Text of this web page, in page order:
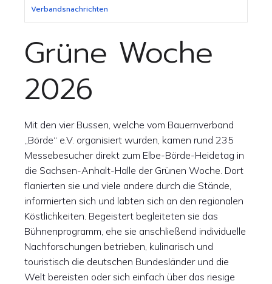
Verbandsnachrichten
Grüne Woche
2026
Mit den vier Bussen, welche vom Bauernverband
„Börde“ e.V. organisiert wurden, kamen rund 235
Messebesucher direkt zum Elbe-Börde-Heidetag in
die Sachsen-Anhalt-Halle der Grünen Woche. Dort
flanierten sie und viele andere durch die Stände,
informierten sich und labten sich an den regionalen
Köstlichkeiten. Begeistert begleiteten sie das
Bühnenprogramm, ehe sie anschließend individuelle
Nachforschungen betrieben, kulinarisch und
touristisch die deutschen Bundesländer und die
Welt bereisten oder sich einfach über das riesige